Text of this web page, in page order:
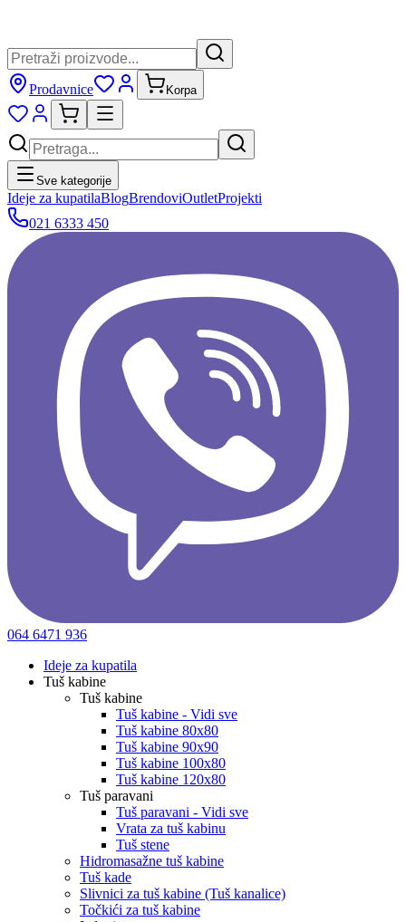
Prodavnice Korpa
Sve kategorije
Ideje za kupatilaBlogBrendoviOutletProjekti
021 6333 450
064 6471 936
Ideje za kupatila
Tuš kabine
Tuš kabine
Tuš kabine - Vidi sve
Tuš kabine 80x80
Tuš kabine 90x90
Tuš kabine 100x80
Tuš kabine 120x80
Tuš paravani
Tuš paravani - Vidi sve
Vrata za tuš kabinu
Tuš stene
Hidromasažne tuš kabine
Tuš kade
Slivnici za tuš kabine (Tuš kanalice)
Točkići za tuš kabine